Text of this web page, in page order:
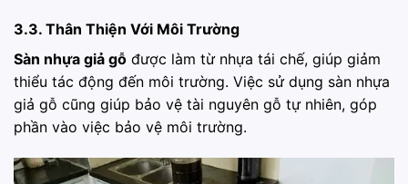
3.3. Thân Thiện Với Môi Trường
Sàn nhựa giả gỗ được làm từ nhựa tái chế, giúp giảm
thiểu tác động đến môi trường. Việc sử dụng sàn nhựa
giả gỗ cũng giúp bảo vệ tài nguyên gỗ tự nhiên, góp
phần vào việc bảo vệ môi trường.